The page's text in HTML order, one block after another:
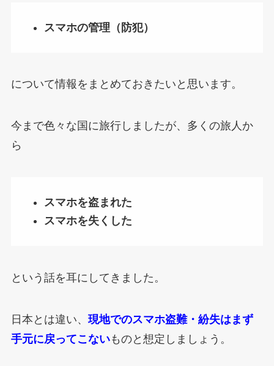
スマホの管理（防犯）
について情報をまとめておきたいと思います。
今まで色々な国に旅行しましたが、多くの旅人か
ら
スマホを盗まれた
スマホを失くした
という話を耳にしてきました。
日本とは違い、 現地でのスマホ盗難・紛失はまず
手元に戻ってこないものと想定しましょう。